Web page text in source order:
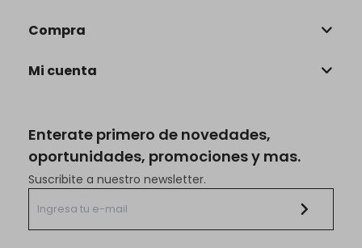
Enterate primero de novedades,
oportunidades, promociones y mas.
Suscribite a nuestro newsletter.
Compra
Mi cuenta